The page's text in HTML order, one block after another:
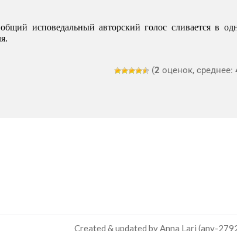
исповедальный авторский голос сливается в
(2 оценок, среднее:
Created & updated by Anna Lari (any-